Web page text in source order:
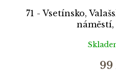
71 - Vsetínsko,
náměstí,
99